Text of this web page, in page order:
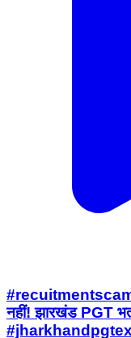
#recuitmentscam
नहीं! झारखंड PGT